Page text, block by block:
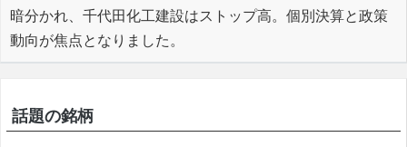
暗分かれ、千代田化工建設はストップ高。個別決算と政策
動向が焦点となりました。
話題の銘柄